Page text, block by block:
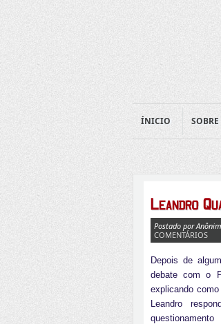
ÍNICIO SOBRE
Postado por
COMENTÁRIOS
Depois de
debate com o
explicando
Leandro